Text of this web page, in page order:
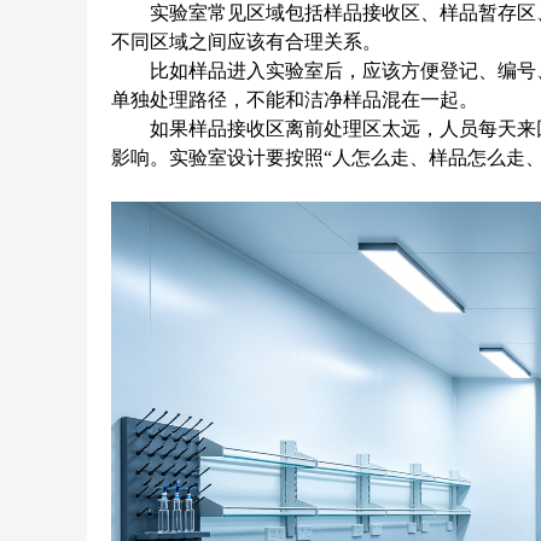
实验室常见区域包括样品接收区、样品暂存区
不同区域之间应该有合理关系。
比如样品进入实验室后，应该方便登记、编号
单独处理路径，不能和洁净样品混在一起。
如果样品接收区离前处理区太远，人员每天来
影响。实验室设计要按照“人怎么走、样品怎么走